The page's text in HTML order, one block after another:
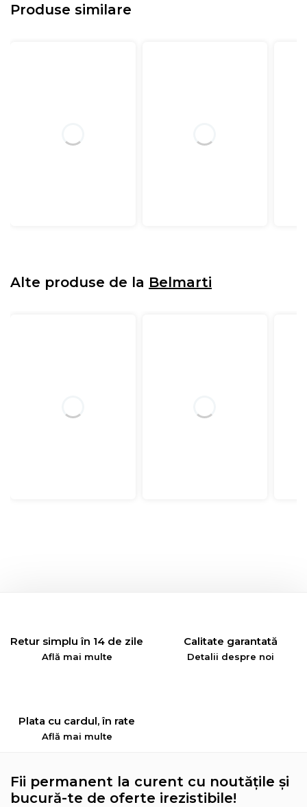
Produse similare
Alte produse de la Belmarti
Retur simplu în 14 de zile
Află mai multe
Calitate garantată
Detalii despre noi
Plata cu cardul, în rate
Află mai multe
Fii permanent la curent cu noutățile și
bucură-te de oferte irezistibile!